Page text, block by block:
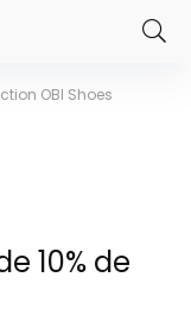
OBI Shoes
10% de